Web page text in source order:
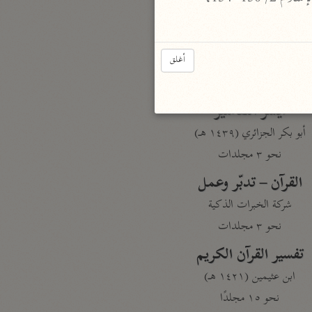
تيسير الكريم الرحمن
أيسر التفاسير
أبو بكر الجزائري (١٤٣٩ هـ)
نحو ٣ مجلدات
القرآن – تدبّر وعمل
شركة الخبرات الذكية
نحو ٣ مجلدات
تفسير القرآن الكريم
ابن عثيمين (١٤٢١ هـ)
نحو ١٥ مجلدًا
أغلق